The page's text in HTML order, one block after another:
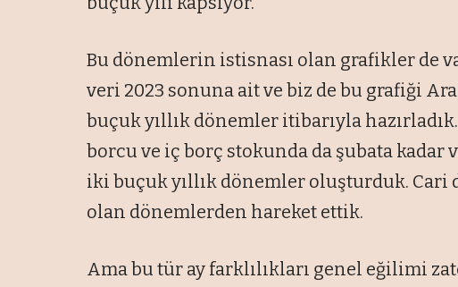
Bu dönemlerin istisnası olan grafikler de
veri 2023 sonuna ait ve biz de bu grafiği
buçuk yıllık dönemler itibarıyla
borcu ve iç borç stokunda da şubata kadar
iki buçuk yıllık dönemler oluşturduk. Cari
olan dönemlerden hareket ettik.
Ama bu tür ay farklılıkları genel eğilimi